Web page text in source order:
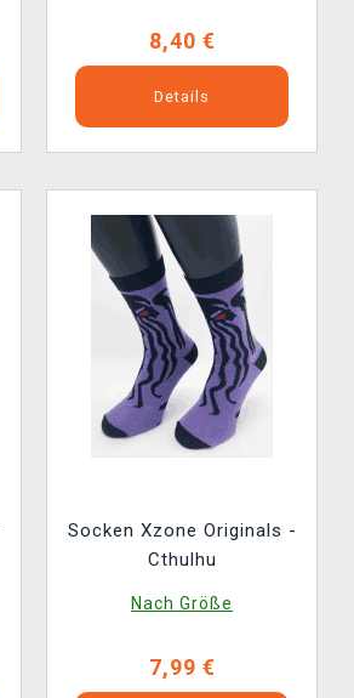
8,40 €
Details
Socken Xzone Originals -
Cthulhu
Nach Größe
7,99 €